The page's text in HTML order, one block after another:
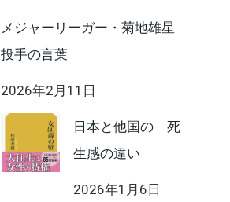
メジャーリーガー・菊地雄星
投手の言葉
2026年2月11日
日本と他国の 死
生感の違い
2026年1月6日